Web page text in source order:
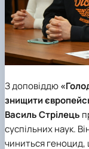
З доповіддю
знищити
Василь Стрілець
суспільних наук.
чиниться геноцид,